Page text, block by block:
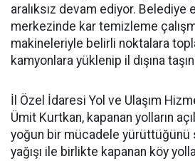
aralıksız devam ediyor. Belediye
merkezinde kar temizleme
makineleriyle belirli noktalara
kamyonlara yüklenip il dışına
İl Özel İdaresi Yol ve Ulaşım
Ümit Kurtkan, kapanan yolların
yoğun bir mücadele yürüttüğünü
yağışı ile birlikte kapanan köy